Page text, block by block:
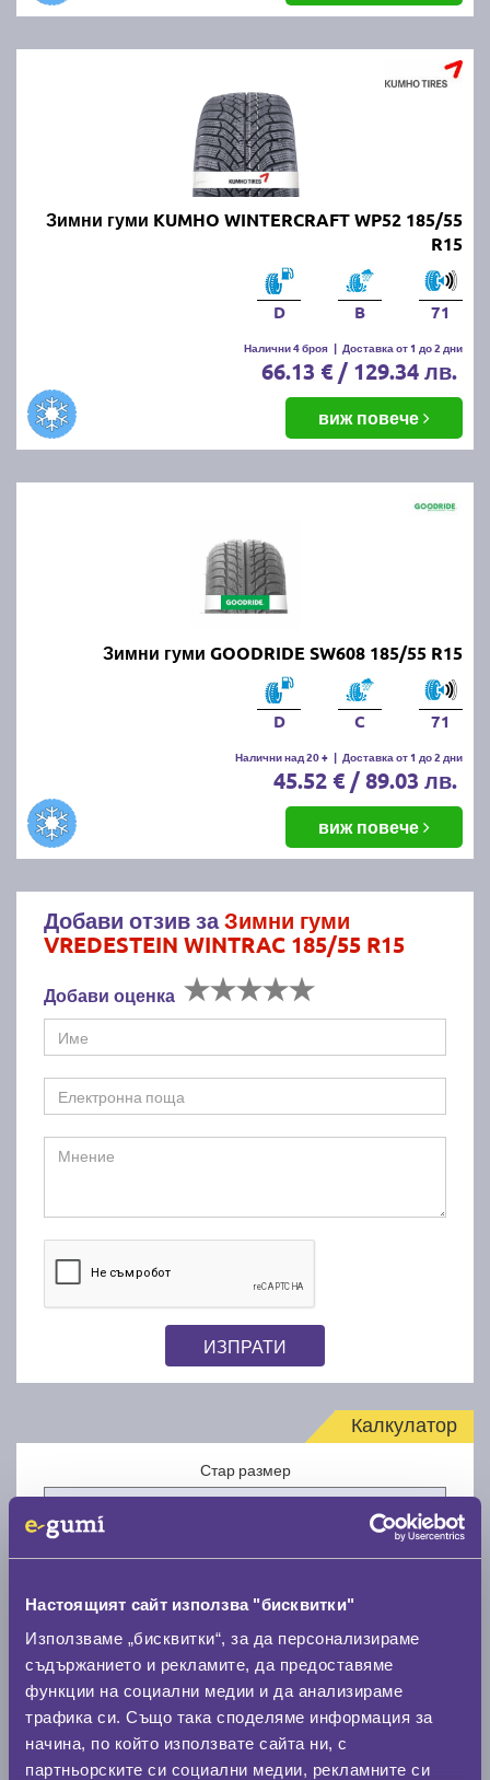
Настоящият сайт използва "бисквитки"
Използваме „бисквитки“, за да персонализираме
съдържанието и рекламите, да предоставяме
функции на социални медии и да анализираме
трафика си. Също така споделяме информация за
начина, по който използвате сайта ни, с
партньорските си социални медии, рекламните си
Зимни гуми KUMHO WINTERCRAFT WP52 185/55
R15
D B 71
Налични 4 броя | Доставка от 1 до 2 дни
66.13 € / 129.34 лв.
виж повече
Зимни гуми GOODRIDE SW608 185/55 R15
D C 71
Налични над 20 + | Доставка от 1 до 2 дни
45.52 € / 89.03 лв.
виж повече
Добави отзив заЗимни гуми
VREDESTEIN WINTRAC 185/55 R15
Добави оценка
ИЗПРАТИ
Калкулатор
Стар размер
Нов размер